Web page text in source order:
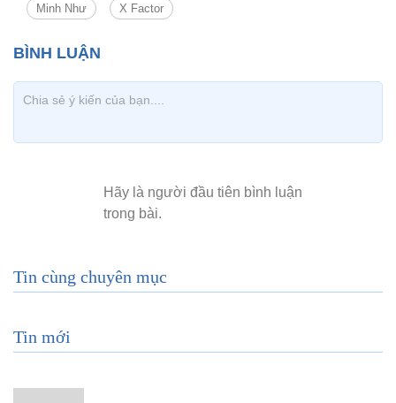
Minh Như X Factor
Tin cùng chuyên mục
Tin mới